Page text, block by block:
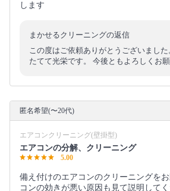
します
まかせるクリーニングの返信
この度はご依頼ありがとうございまし
たてて光栄です。 今後ともよろしくお願
匿名希望(〜20代)
エアコンクリーニング(壁掛型)
エアコンの分解、クリーニング
5.00
備え付けのエアコンのクリーニングを
コンの効きが悪い原因も見て説明して